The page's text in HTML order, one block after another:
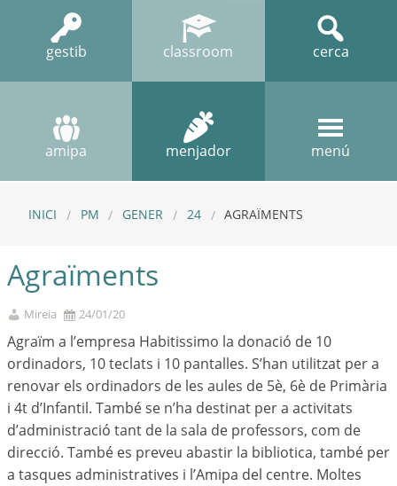
gestib classroom cerca
amipa menjador menú
INICI PM GENER 24 AGRAÏMENTS
Agraïments
Mireia 24/01/20
Agraïm a l’empresa Habitissimo la donació de 10
ordinadors, 10 teclats i 10 pantalles. S’han utilitzat per a
renovar els ordinadors de les aules de 5è, 6è de Primària
i 4t d’Infantil. També se n’ha destinat per a activitats
d’administració tant de la sala de professors, com de
direcció. També es preveu abastir la bibliotica, també per
a tasques administratives i l’Amipa del centre. Moltes